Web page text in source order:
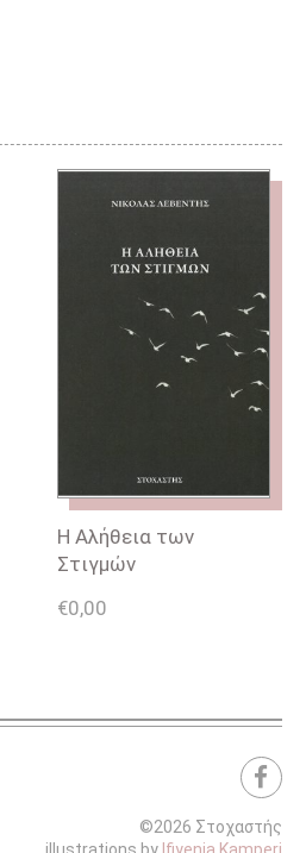
Η Αλήθεια των
Στιγμών
€0,00
©2026 Στοχαστής
illustrations by Ifiyenia Kamperi